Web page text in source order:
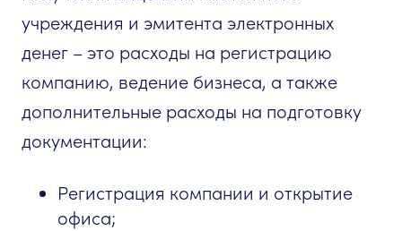
учреждения и эмитента электронных
денег – это расходы на регистрацию
компанию, ведение бизнеса, а также
дополнительные расходы на подготовку
документации:
Регистрация компании и открытие
офиса;